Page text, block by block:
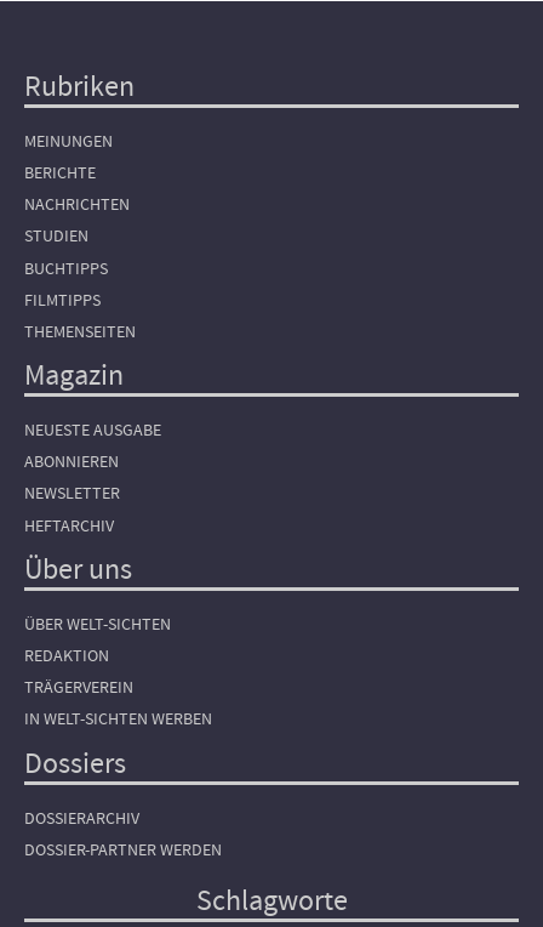
Hauptnavigation
Rubriken
MEINUNGEN
BERICHTE
NACHRICHTEN
STUDIEN
BUCHTIPPS
FILMTIPPS
THEMENSEITEN
Magazin
NEUESTE AUSGABE
ABONNIEREN
NEWSLETTER
HEFTARCHIV
Über uns
ÜBER WELT-SICHTEN
REDAKTION
TRÄGERVEREIN
IN WELT-SICHTEN WERBEN
Dossiers
DOSSIERARCHIV
DOSSIER-PARTNER WERDEN
Schlagworte